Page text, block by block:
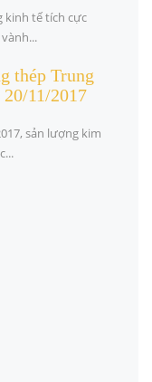
kinh tế tích cực
thép Trung
11/2017
sản lượng kim